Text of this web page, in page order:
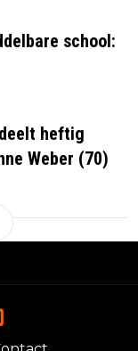
school:
heftig
Weber (70)